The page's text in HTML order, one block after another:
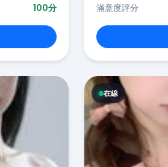
100分
滿意度評分
在線